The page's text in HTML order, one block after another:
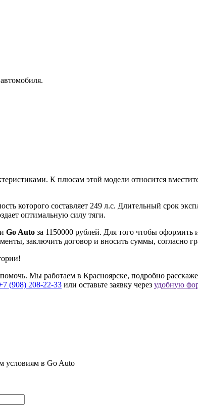
К плюсам этой модели относится
которого составляет 249 л.с. Длительный срок
оптимальную силу тяги.
Go Auto за 1150000 рублей. Для того чтобы оформить
заключить договор и вносить суммы, согласно
Мы работаем в Красноярске, подробно
(908) 208-22-33 или оставьте заявку через удобную